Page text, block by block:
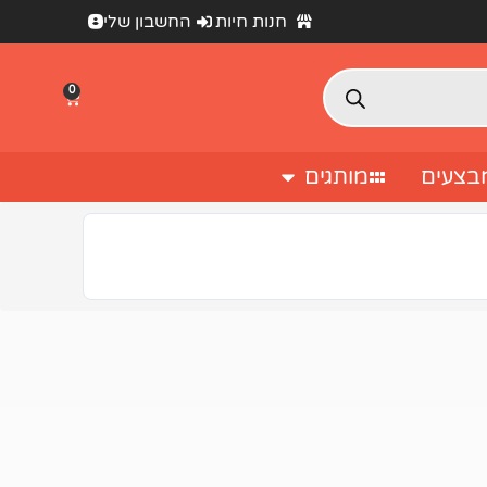
חנות חיות החשבון שלי
0
מותגים